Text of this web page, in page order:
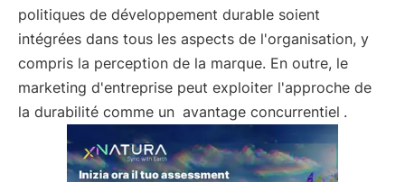
politiques de développement durable soient
intégrées dans tous les aspects de l'organisation, y
compris la perception de la marque. En outre, le
marketing d'entreprise peut exploiter l'approche de
la durabilité comme un avantage concurrentiel .